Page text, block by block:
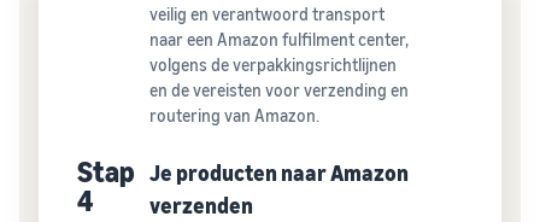
veilig en verantwoord transport
naar een Amazon fulfilment center,
volgens de verpakkingsrichtlijnen
en de vereisten voor verzending en
routering van Amazon.
Stap
4
Je producten naar Amazon
verzenden